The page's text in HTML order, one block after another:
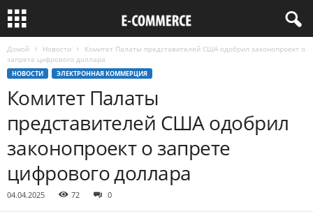
Домой Новости
Комитет Палаты представителей США одобрил законопроект о
запрете цифрового доллара
НОВОСТИ ЭЛЕКТРОННАЯ КОММЕРЦИЯ
Комитет Палаты
представителей США одобрил
законопроект о запрете
цифрового доллара
04.04.2025 72 0